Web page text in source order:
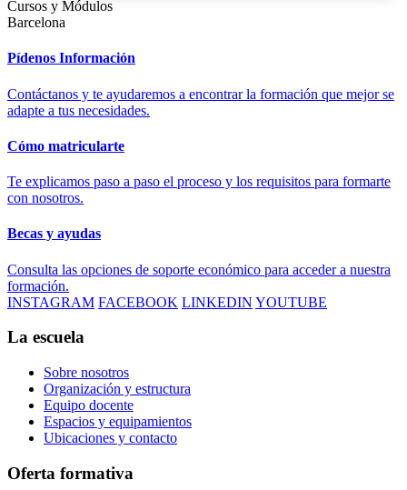
Cursos y Módulos
Barcelona
Pídenos Información
Contáctanos y te ayudaremos a encontrar la formación que mejor se
adapte a tus necesidades.
Cómo matricularte
Te explicamos paso a paso el proceso y los requisitos para formarte
con nosotros.
Becas y ayudas
Consulta las opciones de soporte económico para acceder a nuestra
formación.
INSTAGRAM FACEBOOK LINKEDIN YOUTUBE
La escuela
Sobre nosotros
Organización y estructura
Equipo docente
Espacios y equipamientos
Ubicaciones y contacto
Oferta formativa